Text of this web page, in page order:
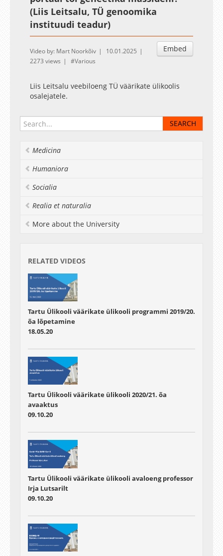
(Liis Leitsalu, TÜ genoomika
instituudi teadur)
Embed
Video by: Mart Noorkõiv
10.01.2025
2273 views
Various
Liis Leitsalu veebiloeng TÜ väärikate ülikoolis
osalejatele.
Medicina
Humaniora
Socialia
Realia et naturalia
More about the University
RELATED VIDEOS
Tartu Ülikooli väärikate ülikooli programmi 2019/20.
õa lõpetamine
18.05.20
Tartu Ülikooli väärikate ülikooli 2020/21. õa
avaaktus
09.10.20
Tartu Ülikooli väärikate ülikooli avaloeng professor
Irja Lutsarilt
09.10.20